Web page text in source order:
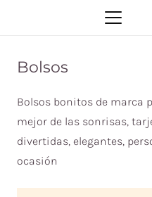
Bolsos
Bolsos bonitos de marca
mejor de las sonrisas,
divertidas, elegantes,
ocasión